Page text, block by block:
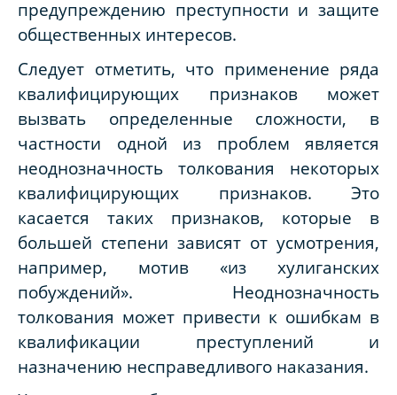
предупреждению преступности и защите
общественных интересов.
Следует отметить, что применение ряда
квалифицирующих признаков может
вызвать определенные сложности, в
частности одной из проблем является
неоднозначность толкования некоторых
квалифицирующих признаков. Это
касается таких признаков, которые в
большей степени зависят от усмотрения,
например, мотив «из хулиганских
побуждений». Неоднозначность
толкования может привести к ошибкам в
квалификации преступлений и
назначению несправедливого наказания.